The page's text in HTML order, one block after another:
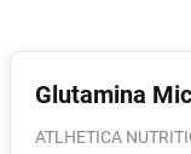
Glutamina
ATLHETICA
5º Fralda G
6º
7º Shampoo